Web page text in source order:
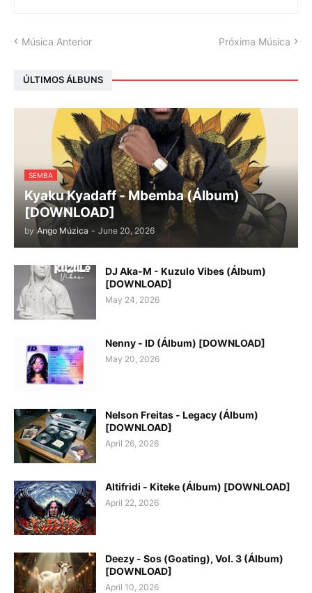
Música Anterior Próxima Música
ÚLTIMOS ÁLBUNS
SEMBA
Kyaku Kyadaff - Mbemba (Álbum)
[DOWNLOAD]
by Ango Múzica - June 20, 2026
DJ Aka-M - Kuzulo Vibes (Álbum)
[DOWNLOAD]
May 24, 2026
Nenny - ID (Álbum) [DOWNLOAD]
May 20, 2026
Nelson Freitas - Legacy (Álbum)
[DOWNLOAD]
April 26, 2026
Altifridi - Kiteke (Álbum) [DOWNLOAD]
April 22, 2026
Deezy - Sos (Goating), Vol. 3 (Álbum)
[DOWNLOAD]
April 10, 2026